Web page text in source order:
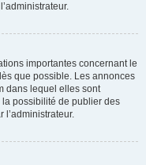
importantes concernant le
que possible. Les annonces
dans lequel elles sont
possibilité de publier des
l’administrateur.